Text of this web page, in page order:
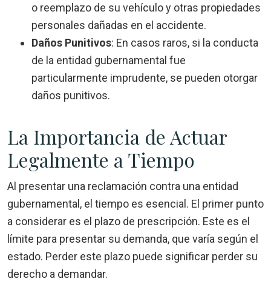
o reemplazo de su vehículo y otras propiedades
personales dañadas en el accidente.
Daños Punitivos: En casos raros, si la conducta
de la entidad gubernamental fue
particularmente imprudente, se pueden otorgar
daños punitivos.
La Importancia de Actuar
Legalmente a Tiempo
Al presentar una reclamación contra una entidad
gubernamental, el tiempo es esencial. El primer punto
a considerar es el plazo de prescripción. Este es el
límite para presentar su demanda, que varía según el
estado. Perder este plazo puede significar perder su
derecho a demandar.